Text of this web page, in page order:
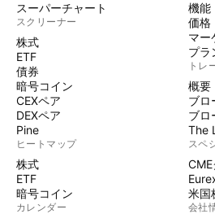
スーパーチャート
スクリーナー
株式
ETF
債券
暗号コイン
CEXペア
DEXペア
Pine
ヒートマップ
株式
ETF
暗号コイン
カレンダー
機能
価格
マー
プラ
トレ
概要
ブロ
ブロ
The
スペ
米国
会社